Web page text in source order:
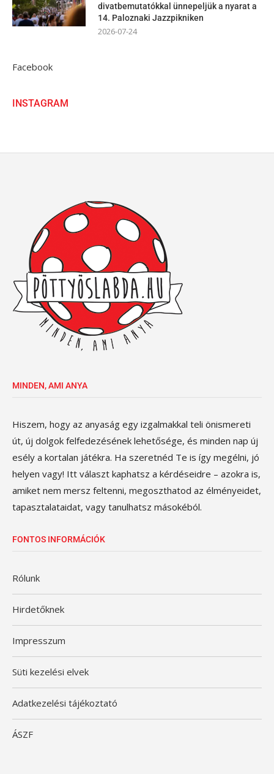
divatbemutatókkal ünnepeljük a nyarat a
14. Paloznaki Jazzpikniken
2026-07-24
Facebook
INSTAGRAM
MINDEN, AMI ANYA
Hiszem, hogy az anyaság egy izgalmakkal teli önismereti
út, új dolgok felfedezésének lehetősége, és minden nap új
esély a kortalan játékra. Ha szeretnéd Te is így megélni, jó
helyen vagy! Itt választ kaphatsz a kérdéseidre – azokra is,
amiket nem mersz feltenni, megoszthatod az élményeidet,
tapasztalataidat, vagy tanulhatsz másokéból.
FONTOS INFORMÁCIÓK
Rólunk
Hirdetőknek
Impresszum
Süti kezelési elvek
Adatkezelési tájékoztató
ÁSZF